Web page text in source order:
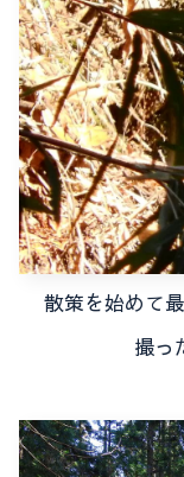
散策を始めて
撮っ